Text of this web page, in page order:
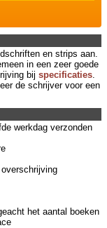
en strips aan.
in een zeer goede
bij specificaties.
de schrijver voor een
werkdag verzonden
het aantal boeken